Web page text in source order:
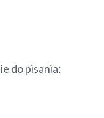
do pisania: